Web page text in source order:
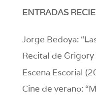
ENTRADAS
Jorge Bedoya:
Recital de Grigory
Escena Escorial
Cine de verano: